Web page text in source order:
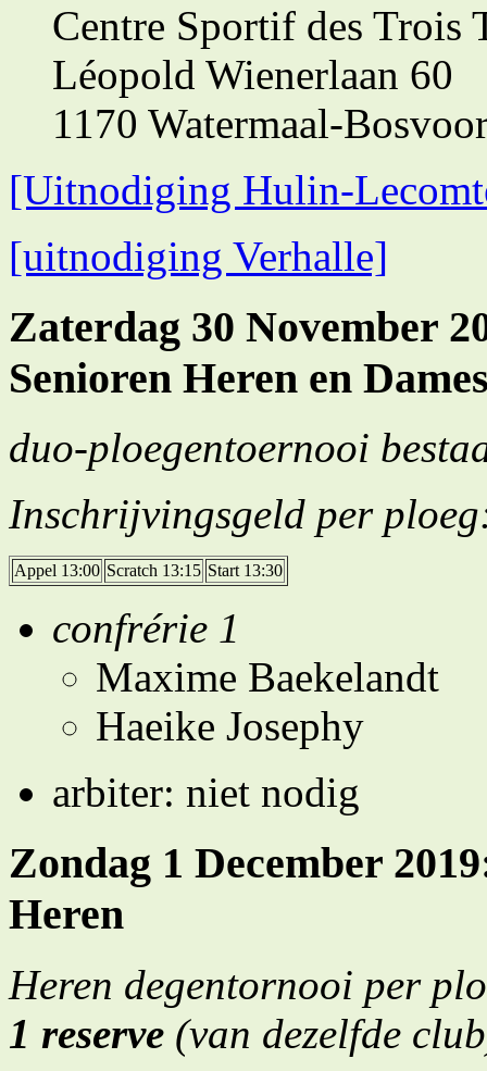
Centre Sportif des Trois
Léopold Wienerlaan 60
1170 Watermaal-
[Uitnodiging Hulin-
[uitnodiging Verhalle]
Zaterdag 30 November
Senioren Heren en
duo-ploegentoernooi
Inschrijvingsgeld per
Appel 13:00 Scratch 13:15 Start 13:30
confrérie 1
Maxime Baekelandt
Haeike Josephy
arbiter: niet nodig
Zondag 1 December
Heren
Heren degentornooi per
1 reserve (van dezelfde